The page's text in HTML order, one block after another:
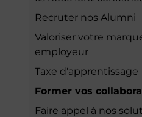
Recruter nos Alumni
Valoriser votre
employeur
Taxe d'apprentissage
Former vos
Faire appel à nos